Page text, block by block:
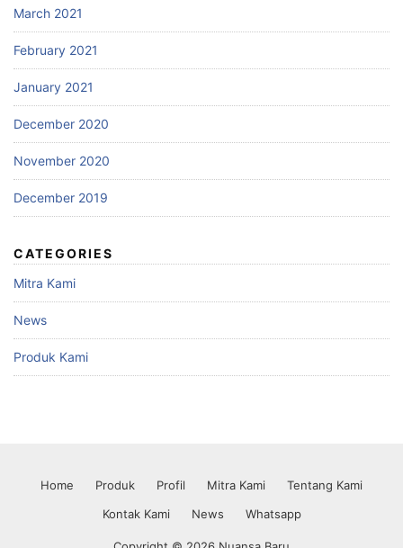
March 2021
February 2021
January 2021
December 2020
November 2020
December 2019
CATEGORIES
Mitra Kami
News
Produk Kami
Home Produk Profil Mitra Kami
Tentang Kami
Kontak Kami
News Whatsapp